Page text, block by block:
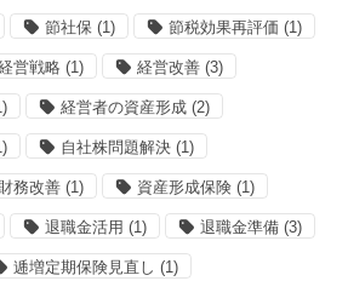
節社保 (1) 節税効果再評価 (1)
営戦略 (1) 経営改善 (3)
経営者の資産形成 (2)
自社株問題解決 (1)
財務改善 (1) 資産形成保険 (1)
退職金活用 (1) 退職金準備 (3)
逓増定期保険見直し (1)